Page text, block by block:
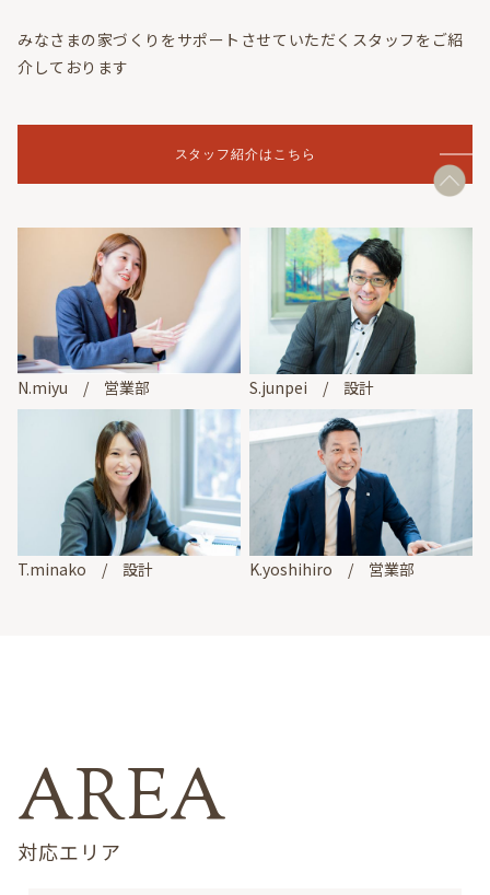
みなさまの家づくりをサポートさせていただくスタッフをご紹
介しております
スタッフ紹介はこちら
N.miyu / 営業部 S.junpei / 設計
T.minako / 設計 K.yoshihiro / 営業部
対応エリア